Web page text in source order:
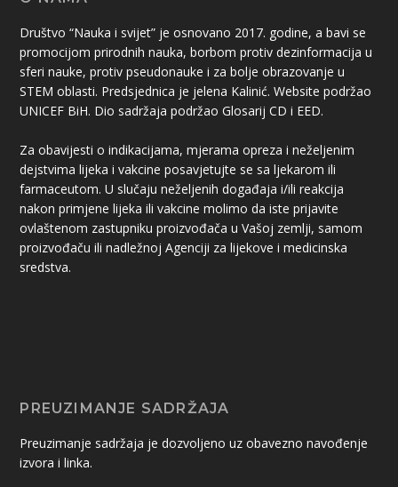
Društvo “Nauka i svijet” je osnovano 2017. godine, a bavi se
promocijom prirodnih nauka, borbom protiv dezinformacija u
sferi nauke, protiv pseudonauke i za bolje obrazovanje u
STEM oblasti. Predsjednica je jelena Kalinić. Website podržao
UNICEF BiH. Dio sadržaja podržao Glosarij CD i EED.
Za obavijesti o indikacijama, mjerama opreza i neželjenim
dejstvima lijeka i vakcine posavjetujte se sa ljekarom ili
farmaceutom. U slučaju neželjenih događaja i/ili reakcija
nakon primjene lijeka ili vakcine molimo da iste prijavite
ovlaštenom zastupniku proizvođača u Vašoj zemlji, samom
proizvođaču ili nadležnoj Agenciji za lijekove i medicinska
sredstva.
PREUZIMANJE SADRŽAJA
Preuzimanje sadržaja je dozvoljeno uz obavezno navođenje
izvora i linka.